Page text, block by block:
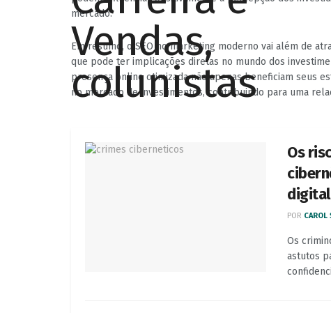
mercado.
Em resumo, o SEO no marketing moderno vai além de
que pode ter implicações diretas no mundo dos
presença online otimizada não apenas beneficiam seus
no mercado de investimentos, contribuindo para uma
Os
digital
POR CAROL
Os
astutos